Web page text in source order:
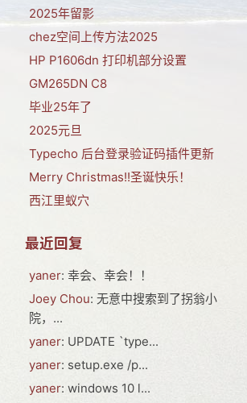
2025年留影
chez空间上传方法2025
HP P1606dn 打印机部分设置
GM265DN C8
毕业25年了
2025元旦
Typecho 后台登录验证码插件更新
Merry Christmas!!圣诞快乐！
西江里蚁穴
最近回复
yaner: 幸会、幸会！！
Joey Chou: 无意中搜索到了拐翁小
院，...
yaner: UPDATE `type...
yaner: setup.exe /p...
yaner: windows 10 l...